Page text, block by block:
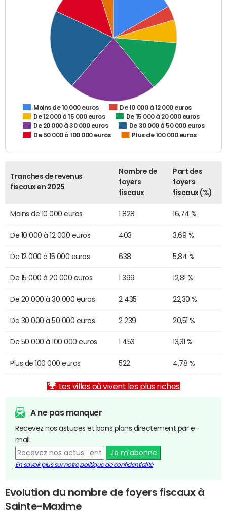
Moins de 10 000 euros
De 10 000 à 12 000 euros
De 12 000 à 15 000 euros
De 15 000 à 20 000 euros
De 20 000 à 30 000 euros
De 30 000 à 50 000 euros
De 50 000 à 100 000 euros
Plus de 100 000 euros
Tranches de revenus
fiscaux en 2025
Nombre de
foyers
fiscaux
Part des
foyers
fiscaux (%)
Moins de 10 000 euros 1 828 16,74 %
De 10 000 à 12 000 euros 403 3,69 %
De 12 000 à 15 000 euros 638 5,84 %
De 15 000 à 20 000 euros 1 399 12,81 %
De 20 000 à 30 000 euros 2 435 22,30 %
De 30 000 à 50 000 euros 2 239 20,51 %
De 50 000 à 100 000 euros 1 453 13,31 %
Plus de 100 000 euros 522 4,78 %
Les villes où vivent les plus riches
A ne pas manquer
Recevez nos astuces et bons plans directement par e-
mail.
Je m'abonne
En savoir plus sur notre politique de confidentialité
Evolution du nombre de foyers fiscaux à
Sainte-Maxime